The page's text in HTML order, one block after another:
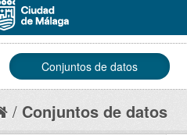
Conjuntos de datos
Conjuntos de datos